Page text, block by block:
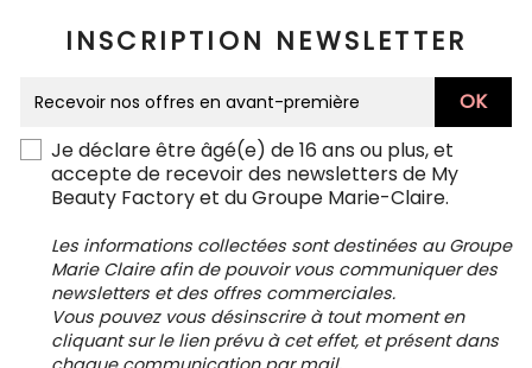
INSCRIPTION NEWSLETTER
Je déclare être âgé(e) de 16 ans ou plus, et
accepte de recevoir des newsletters de My
Beauty Factory et du Groupe Marie-Claire.
Les informations collectées sont destinées au Groupe
Marie Claire afin de pouvoir vous communiquer des
newsletters et des offres commerciales.
Vous pouvez vous désinscrire à tout moment en
cliquant sur le lien prévu à cet effet, et présent dans